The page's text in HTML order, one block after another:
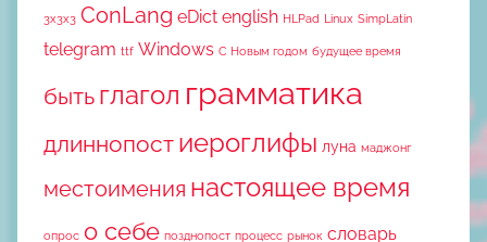
3x3x3 ConLang eDict english HLPad Linux SimpLatin
telegram ttf Windows С Новым годом будущее время
быть глагол грамматика
длиннопост иероглифы луна маджонг
местоимения настоящее время
опрос о себе позднопост процесс рынок словарь